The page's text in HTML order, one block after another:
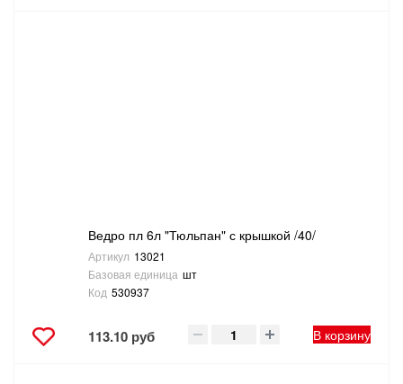
Ведро пл 6л "Тюльпан" с крышкой /40/
Артикул 13021
Базовая единица шт
Код 530937
113.10 руб В корзину